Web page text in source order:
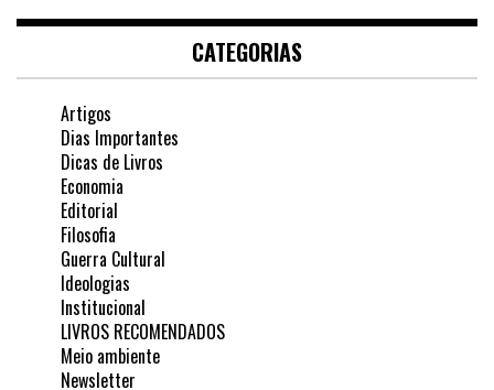
CATEGORIAS
Artigos
Dias Importantes
Dicas de Livros
Economia
Editorial
Filosofia
Guerra Cultural
Ideologias
Institucional
LIVROS RECOMENDADOS
Meio ambiente
Newsletter